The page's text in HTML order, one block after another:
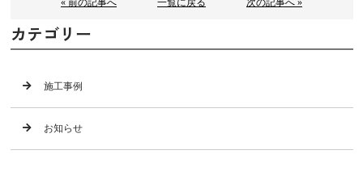
« 前の記事へ 一覧に戻る 次の記事へ »
カテゴリー
施工事例
お知らせ